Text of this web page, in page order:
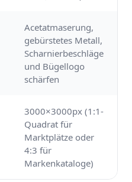
Acetatmaserung,
gebürstetes Metall,
Scharnierbeschläge
und Bügellogo
schärfen
3000×3000px (1:1-
Quadrat für
Marktplätze oder
4:3 für
Markenkataloge)